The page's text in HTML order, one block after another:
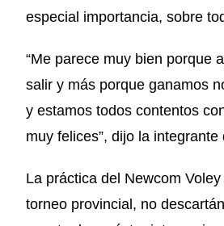
especial importancia, sobre
“Me parece muy bien porque
salir y más porque ganamos
y estamos todos contentos
muy felices”, dijo la
La práctica del Newcom
torneo provincial, no